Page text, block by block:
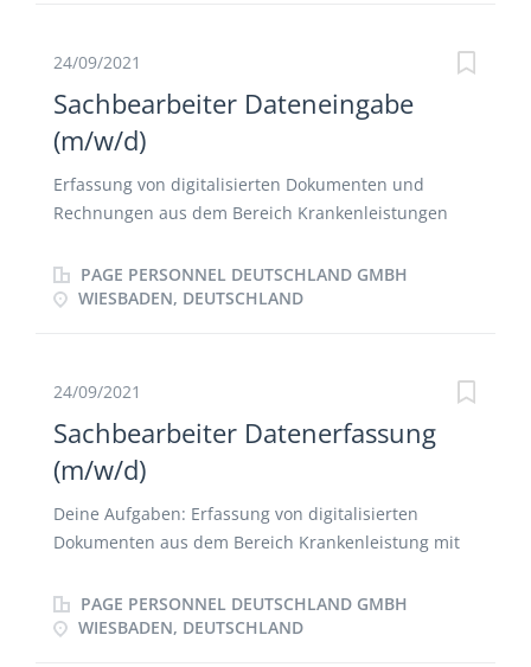
24/09/2021
Sachbearbeiter Dateneingabe
(m/w/d)
Erfassung von digitalisierten Dokumenten und
Rechnungen aus dem Bereich Krankenleistungen
Zuordnung und Klassifizierung der Belege unter
Berücksichtigung medizinischer und
PAGE PERSONNEL DEUTSCHLAND GMBH
WIESBADEN, DEUTSCHLAND
24/09/2021
Sachbearbeiter Datenerfassung
(m/w/d)
Deine Aufgaben: Erfassung von digitalisierten
Dokumenten aus dem Bereich Krankenleistung mit
Elektronische Zuordnung und Klassifizierung der
Belege unter Berücksichtigung medizinischer und
PAGE PERSONNEL DEUTSCHLAND GMBH
WIESBADEN, DEUTSCHLAND